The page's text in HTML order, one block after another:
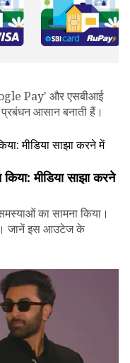
Pay' और एसबीआई
आसान बनाती हैं।
मीडिया साझा करने
का सामना किया।
जानें इस आउटेज के